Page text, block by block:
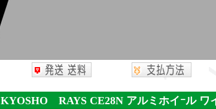
KYOSHO RAYS CE28N アルミホイｰル ワ